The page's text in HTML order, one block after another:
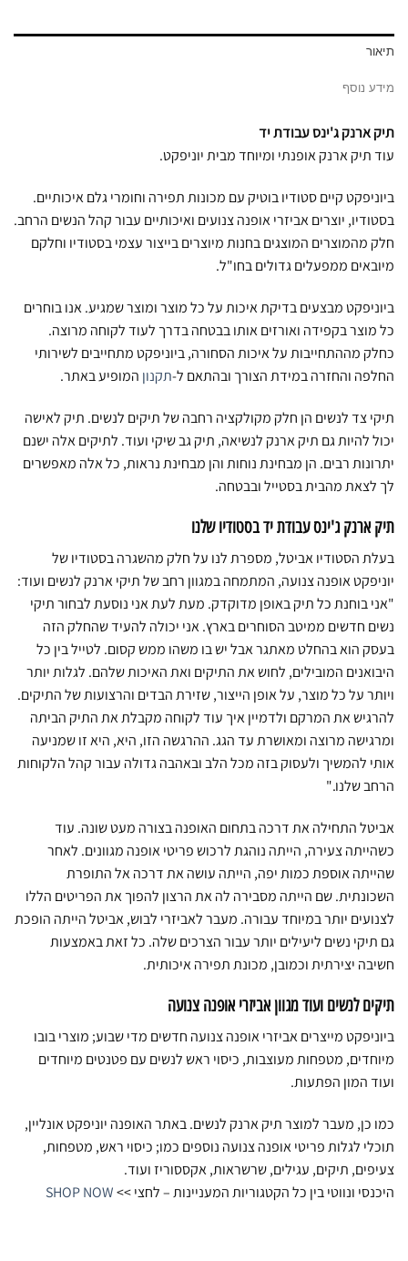
תיאור
מידע נוסף
תיק ארנק ג'ינס עבודת יד
עוד תיק ארנק אופנתי ומיוחד מבית יוניפקט.
ביוניפקט קיים סטודיו בוטיק עם מכונות תפירה וחומרי גלם איכותיים.
בסטודיו, יוצרים אביזרי אופנה צנועים ואיכותיים עבור קהל הנשים הרחב.
חלק מהמוצרים המוצגים בחנות מיוצרים בייצור עצמי בסטודיו וחלקם
מיובאים ממפעלים גדולים בחו"ל.
ביוניפקט מבצעים בדיקת איכות על כל מוצר ומוצר שמגיע. אנו בוחרים
כל מוצר בקפידה ואורזים אותו בבטחה בדרך לעוד לקוחה מרוצה.
כחלק מההתחייבות על איכות הסחורה, ביוניפקט מתחייבים לשירותי
החלפה והחזרה במידת הצורך ובהתאם ל-תקנון המופיע באתר.
תיקי צד לנשים הן חלק מקולקציה רחבה של תיקים לנשים. תיק לאישה
יכול להיות גם תיק ארנק לנשיאה, תיק גב שיקי ועוד. לתיקים אלה ישנם
יתרונות רבים. הן מבחינת נוחות והן מבחינת נראות, כל אלה מאפשרים
לך לצאת מהבית בסטייל ובבטחה.
תיק ארנק ג'ינס עבודת יד בסטודיו שלנו
בעלת הסטודיו אביטל, מספרת לנו על חלק מהשגרה בסטודיו של
יוניפקט אופנה צנועה, המתמחה במגוון רחב של תיקי ארנק לנשים ועוד:
"אני בוחנת כל תיק באופן מדוקדק. מעת לעת אני נוסעת לבחור תיקי
נשים חדשים ממיטב הסוחרים בארץ. אני יכולה להעיד שהחלק הזה
בעסק הוא בהחלט מאתגר אבל יש בו משהו ממש קסום. לטייל בין כל
היבואנים המובילים, לחוש את התיקים ואת האיכות שלהם. לגלות יותר
ויותר על כל מוצר, על אופן הייצור, שזירת הבדים והרצועות של התיקים.
להרגיש את המרקם ולדמיין איך עוד לקוחה מקבלת את התיק הביתה
ומרגישה מרוצה ומאושרת עד הגג. ההרגשה הזו, היא, היא זו שמניעה
אותי להמשיך ולעסוק בזה מכל הלב ובאהבה גדולה עבור קהל הלקוחות
הרחב שלנו."
אביטל התחילה את דרכה בתחום האופנה בצורה מעט שונה. עוד
כשהייתה צעירה, הייתה נוהגת לרכוש פריטי אופנה מגוונים. לאחר
שהייתה אוספת כמות יפה, הייתה עושה את דרכה אל התופרת
השכונתית. שם הייתה מסבירה לה את הרצון להפוך את הפריטים הללו
לצנועים יותר במיוחד עבורה. מעבר לאביזרי לבוש, אביטל הייתה הופכת
גם תיקי נשים ליעילים יותר עבור הצרכים שלה. כל זאת באמצעות
חשיבה יצירתית וכמובן, מכונת תפירה איכותית.
תיקים לנשים ועוד מגוון אביזרי אופנה צנועה
ביוניפקט מייצרים אביזרי אופנה צנועה חדשים מדי שבוע; מוצרי בובו
מיוחדים, מטפחות מעוצבות, כיסוי ראש לנשים עם פטנטים מיוחדים
ועוד המון הפתעות.
כמו כן, מעבר למוצר תיק ארנק לנשים. באתר האופנה יוניפקט אונליין,
תוכלי לגלות פריטי אופנה צנועה נוספים כמו; כיסוי ראש, מטפחות,
צעיפים, תיקים, עגילים, שרשראות, אקססוריז ועוד.
היכנסי ונווטי בין כל הקטגוריות המעניינות – לחצי >>